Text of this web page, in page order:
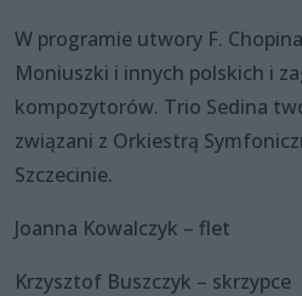
W programie utwory F.
Moniuszki i innych polskich i
kompozytorów. Trio Sedina
związani z Orkiestrą
Szczecinie.
Joanna Kowalczyk – flet
Krzysztof Buszczyk – skrzypce